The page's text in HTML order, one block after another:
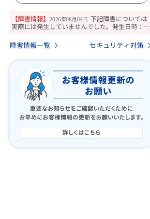
【障害情報】 2026年08月04日 下記障害については
実際には発生していませんでした。発生日時：20
いことがありました。
障害情報一覧 セキュリティ対策